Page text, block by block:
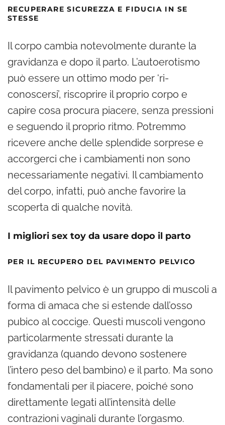
RECUPERARE SICUREZZA E FIDUCIA IN SE
STESSE
Il corpo cambia notevolmente durante la
gravidanza e dopo il parto. L’autoerotismo
può essere un ottimo modo per ‘ri-
conoscersi’, riscoprire il proprio corpo e
capire cosa procura piacere, senza pressioni
e seguendo il proprio ritmo. Potremmo
ricevere anche delle splendide sorprese e
accorgerci che i cambiamenti non sono
necessariamente negativi. Il cambiamento
del corpo, infatti, può anche favorire la
scoperta di qualche novità.
I migliori sex toy da usare dopo il parto
PER IL RECUPERO DEL PAVIMENTO PELVICO
Il pavimento pelvico è un gruppo di muscoli a
forma di amaca che si estende dall’osso
pubico al coccige. Questi muscoli vengono
particolarmente stressati durante la
gravidanza (quando devono sostenere
l’intero peso del bambino) e il parto. Ma sono
fondamentali per il piacere, poiché sono
direttamente legati all’intensità delle
contrazioni vaginali durante l’orgasmo.